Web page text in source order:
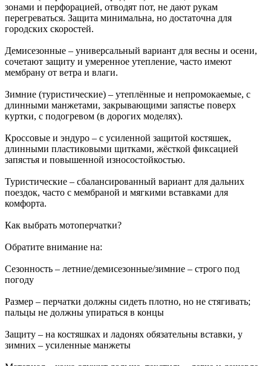
зонами и перфорацией, отводят пот, не дают рукам
перегреваться. Защита минимальна, но достаточна для
городских скоростей.
Демисезонные – универсальный вариант для весны и осени,
сочетают защиту и умеренное утепление, часто имеют
мембрану от ветра и влаги.
Зимние (туристические) – утеплённые и непромокаемые, с
длинными манжетами, закрывающими запястье поверх
куртки, с подогревом (в дорогих моделях).
Кроссовые и эндуро – с усиленной защитой костяшек,
длинными пластиковыми щитками, жёсткой фиксацией
запястья и повышенной износостойкостью.
Туристические – сбалансированный вариант для дальних
поездок, часто с мембраной и мягкими вставками для
комфорта.
Как выбрать мотоперчатки?
Обратите внимание на:
Сезонность – летние/демисезонные/зимние – строго под
погоду
Размер – перчатки должны сидеть плотно, но не стягивать;
пальцы не должны упираться в концы
Защиту – на костяшках и ладонях обязательны вставки, у
зимних – усиленные манжеты